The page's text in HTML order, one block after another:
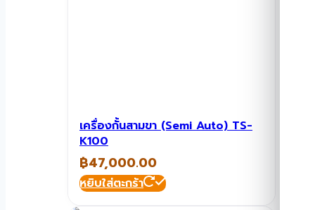
เครื่องกั้นสามขา (Semi Auto) TS-
K100
฿47,000.00
หยิบใส่ตะกร้า